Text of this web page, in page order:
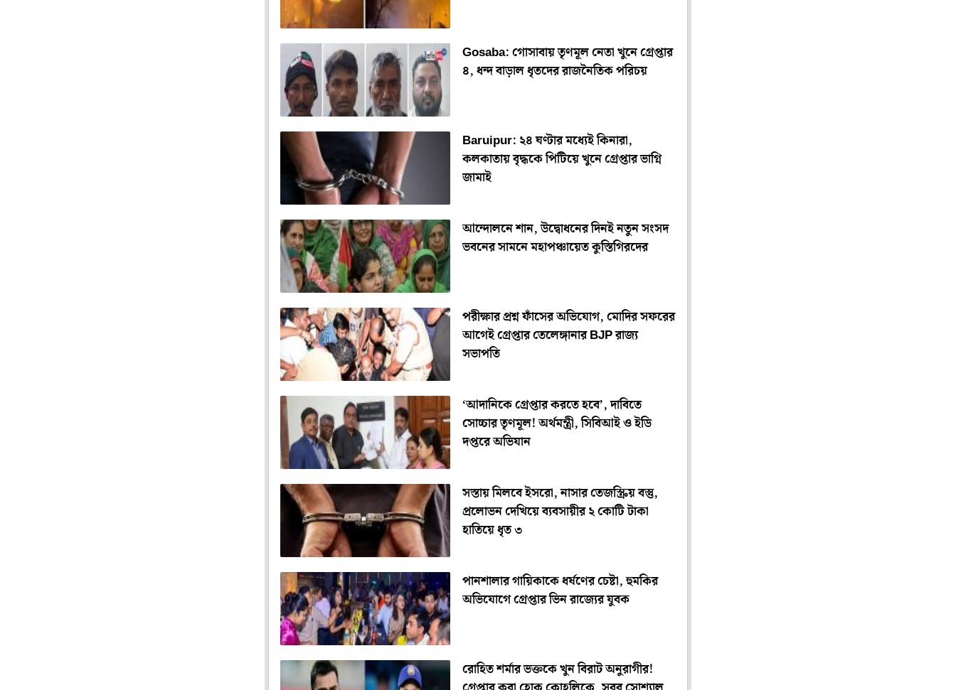
Gosaba: গোসাবায় তৃণমূল নেতা খুনে গ্রেপ্তার
৪, ধন্দ বাড়াল ধৃতদের রাজনৈতিক পরিচয়
Baruipur: ২৪ ঘণ্টার মধ্যেই কিনারা,
কলকাতায় বৃদ্ধকে পিটিয়ে খুনে গ্রেপ্তার ভাগ্নি
জামাই
আন্দোলনে শান, উদ্বোধনের দিনই নতুন সংসদ
ভবনের সামনে মহাপঞ্চায়েত কুস্তিগিরদের
পরীক্ষার প্রশ্ন ফাঁসের অভিযোগ, মোদির সফরের
আগেই গ্রেপ্তার তেলেঙ্গানার BJP রাজ্য
সভাপতি
‘আদানিকে গ্রেপ্তার করতে হবে’, দাবিতে
সোচ্চার তৃণমূল! অর্থমন্ত্রী, সিবিআই ও ইডি
দপ্তরে অভিযান
সস্তায় মিলবে ইসরো, নাসার তেজস্ক্রিয় বস্তু,
প্রলোভন দেখিয়ে ব্যবসায়ীর ২ কোটি টাকা
হাতিয়ে ধৃত ৩
পানশালার গায়িকাকে ধর্ষণের চেষ্টা, হুমকির
অভিযোগে গ্রেপ্তার ভিন রাজ্যের যুবক
রোহিত শর্মার ভক্তকে খুন বিরাট অনুরাগীর!